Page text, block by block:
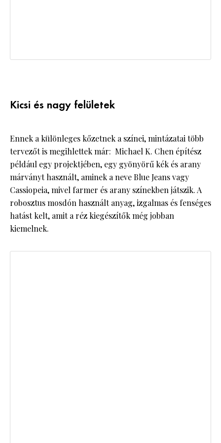
Kicsi és nagy felületek
Ennek a különleges kőzetnek a színei, mintázatai több
tervezőt is megihlettek már: Michael K. Chen építész
például egy projektjében, egy gyönyörű kék és arany
márványt használt, aminek a neve Blue Jeans vagy
Cassiopeia, mivel farmer és arany színekben játszik. A
robosztus mosdón használt anyag, izgalmas és fenséges
hatást kelt, amit a réz kiegészítők még jobban
kiemelnek.